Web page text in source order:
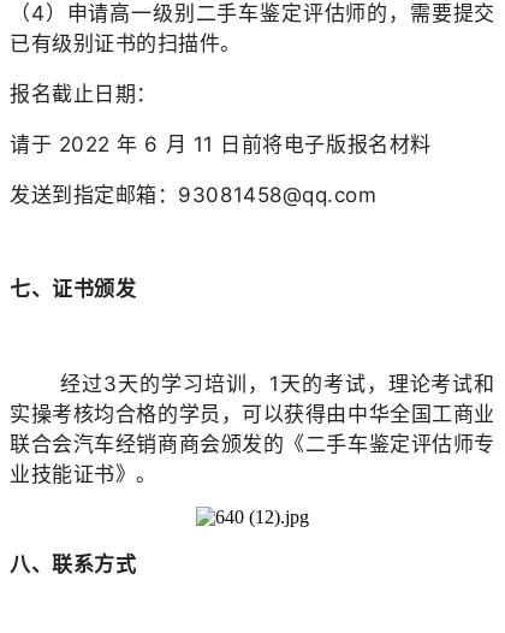
（4）申请高一级别二手车鉴定评估师的，需要提交
已有级别证书的扫描件。
报名截止日期：
请于 2022 年 6 月 11 日前将电子版报名材料
发送到指定邮箱：93081458@qq.com
七、证书颁发
经过3天的学习培训，1天的考试，理论考试和
实操考核均合格的学员，可以获得由中华全国工商业
联合会汽车经销商商会颁发的《二手车鉴定评估师专
业技能证书》。
八、联系方式